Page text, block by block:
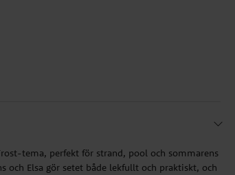
tema, perfekt för strand, pool och sommarens
och Elsa gör setet både lekfullt och praktiskt, och